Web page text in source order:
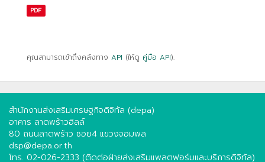
PDF
คุณสามารถเข้าถึงคลังทาง API (ให้ดู คู่มือ API).
สำนักงานส่งเสริมเศรษฐกิจดิจิทัล (depa)
อาคาร ลาดพร้าวฮิลล์
80 ถนนลาดพร้าว ซอย4 แขวงจอมพล
dsp@depa.or.th
โทร. 02-026-2333 (ติดต่อฝ่ายส่งเสริมแพลตฟอร์มและบริการดิจิทัล)